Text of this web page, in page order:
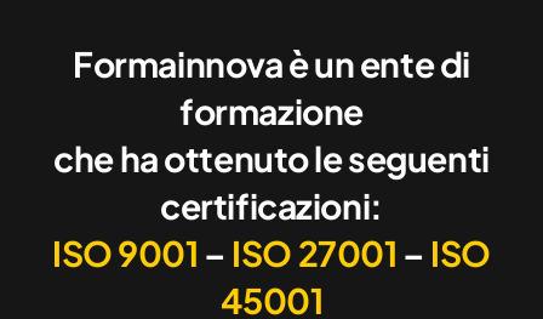
Formainnova è un ente di
formazione
che ha ottenuto le seguenti
certificazioni:
ISO 9001 – ISO 27001 – ISO
45001